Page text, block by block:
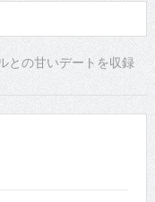
との甘いデートを収録